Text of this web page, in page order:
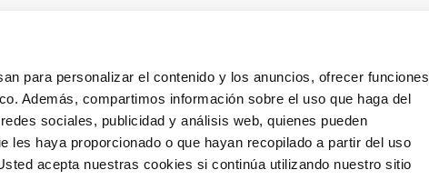
para personalizar el contenido y los anuncios, ofrecer funciones
Además, compartimos información sobre el uso que haga del
sociales, publicidad y análisis web, quienes pueden
les haya proporcionado o que hayan recopilado a partir del uso
acepta nuestras cookies si continúa utilizando nuestro sitio